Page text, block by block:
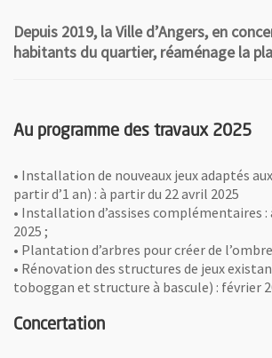
Depuis 2019, la Ville d’Angers, en
habitants du quartier, réaménage la
Au programme des travaux 2025
• Installation de nouveaux jeux adaptés
partir d’1 an) : à partir du 22 avril 2025
• Installation d’assises complémentaires :
2025 ;
• Plantation d’arbres pour créer de
• Rénovation des structures de jeux
toboggan et structure à bascule) : février
Concertation